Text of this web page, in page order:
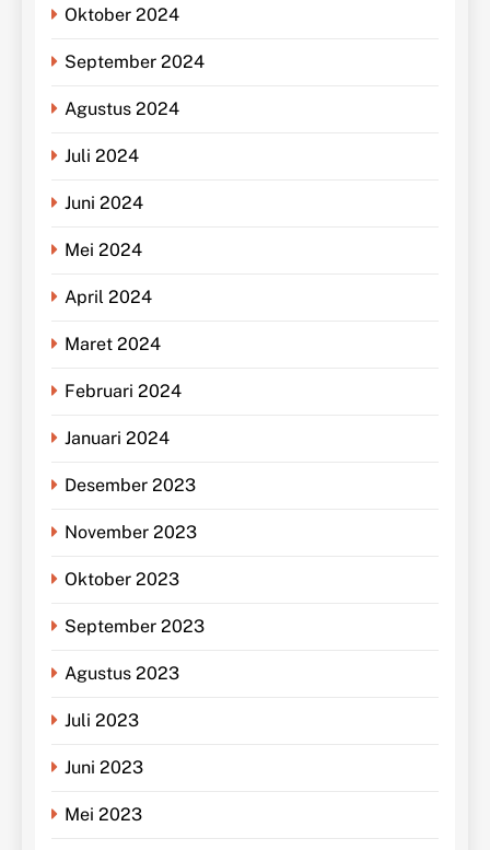
Oktober 2024
September 2024
Agustus 2024
Juli 2024
Juni 2024
Mei 2024
April 2024
Maret 2024
Februari 2024
Januari 2024
Desember 2023
November 2023
Oktober 2023
September 2023
Agustus 2023
Juli 2023
Juni 2023
Mei 2023